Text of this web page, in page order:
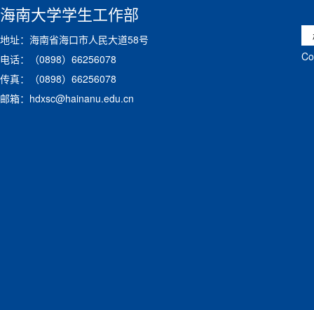
海南大学学生工作部
地址：海南省海口市人民大道58号
电话：（0898）66256078
传真：（0898）66256078
邮箱：hdxsc@hainanu.edu.cn